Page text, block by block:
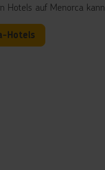
Hotels auf Menorca
dein ideales Domizil für
Hotels